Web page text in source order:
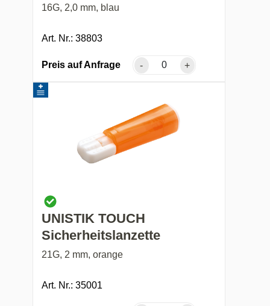
16G, 2,0 mm, blau
Art. Nr.: 38803
Preis auf Anfrage - +
UNISTIK TOUCH
Sicherheitslanzette
21G, 2 mm, orange
Art. Nr.: 35001